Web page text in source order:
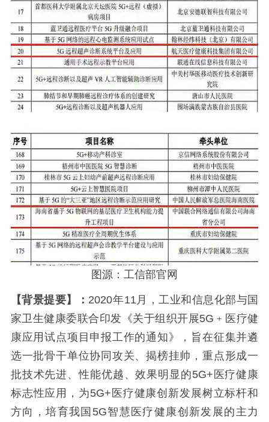
图源：工信部官网
【背景提要】： 2020年11月，工业和信息化部与国
家卫生健康委联合印发《关于组织开展5G﹢医疗健
康应用试点项目申报工作的通知》，旨在征集并遴
选一批骨干单位协同攻关、揭榜挂帅，重点形成一
批技术先进、性能优越、效果明显的5G+医疗健康
标志性应用，为5G+医疗健康创新发展树立标杆和
方向，培育我国5G智慧医疗健康创新发展的主力